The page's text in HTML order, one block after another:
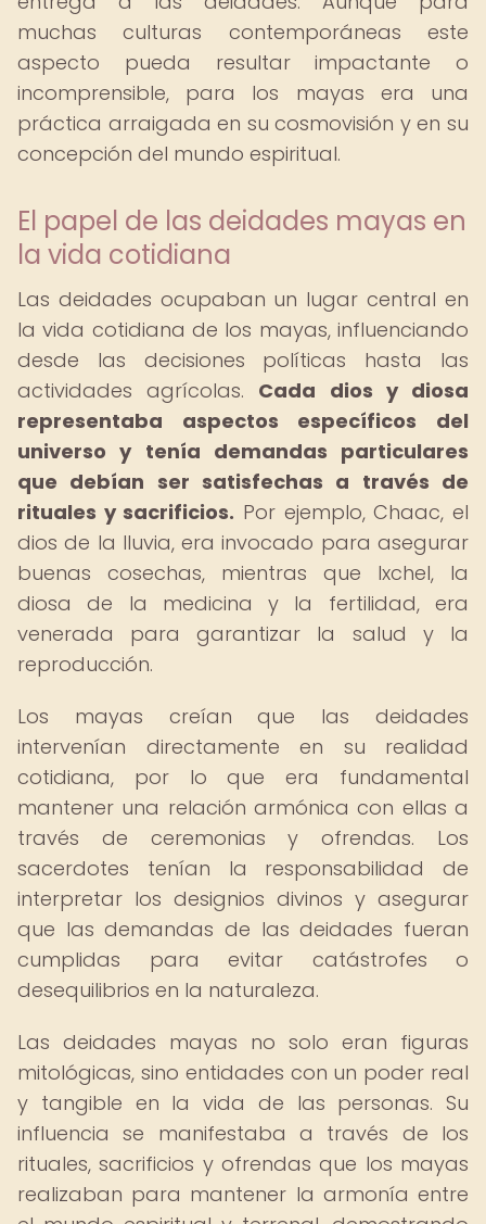
muchas culturas contemporáneas este
aspecto pueda resultar impactante o
incomprensible, para los mayas era una
práctica arraigada en su cosmovisión y en su
concepción del mundo espiritual.
El papel de las deidades mayas en
la vida cotidiana
Las deidades ocupaban un lugar central en
la vida cotidiana de los mayas, influenciando
desde las decisiones políticas hasta las
actividades agrícolas. Cada dios y diosa
representaba aspectos específicos del
universo y tenía demandas particulares
que debían ser satisfechas a través de
rituales y sacrificios. Por ejemplo, Chaac, el
dios de la lluvia, era invocado para asegurar
buenas cosechas, mientras que Ixchel, la
diosa de la medicina y la fertilidad, era
venerada para garantizar la salud y la
reproducción.
Los mayas creían que las deidades
intervenían directamente en su realidad
cotidiana, por lo que era fundamental
mantener una relación armónica con ellas a
través de ceremonias y ofrendas. Los
sacerdotes tenían la responsabilidad de
interpretar los designios divinos y asegurar
que las demandas de las deidades fueran
cumplidas para evitar catástrofes o
desequilibrios en la naturaleza.
Las deidades mayas no solo eran figuras
mitológicas, sino entidades con un poder real
y tangible en la vida de las personas. Su
influencia se manifestaba a través de los
rituales, sacrificios y ofrendas que los mayas
realizaban para mantener la armonía entre